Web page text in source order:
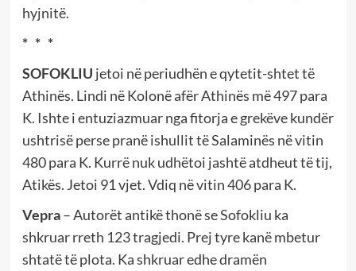
hyjnitë.
* * *
SOFOKLIU jetoi në periudhën e qytetit-shtet të
Athinës. Lindi në Kolonë afër Athinës më 497 para
K. Ishte i entuziazmuar nga fitorja e grekëve kundër
ushtrisë perse pranë ishullit të Salaminës në vitin
480 para K. Kurrë nuk udhëtoi jashtë atdheut të tij,
Atikës. Jetoi 91 vjet. Vdiq në vitin 406 para K.
Vepra – Autorët antikë thonë se Sofokliu ka
shkruar rreth 123 tragjedi. Prej tyre kanë mbetur
shtatë të plota. Ka shkruar edhe dramën